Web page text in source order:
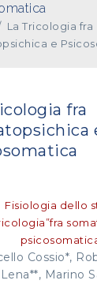
La Tricologia fra
e
fra
Fisiologia dello
Cossio*,
Lena**, Marino